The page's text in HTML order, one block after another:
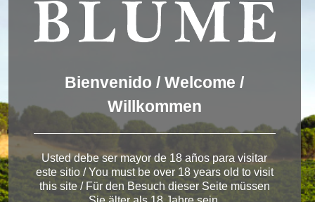
DEUTSCH
ESPAÑOL
< Winery in Rueda
Bienvenido / Welcome /
Willkommen
Usted debe ser mayor de 18 años para visitar
este sitio / You must be over 18 years old to visit
this site / Für den Besuch dieser Seite müssen